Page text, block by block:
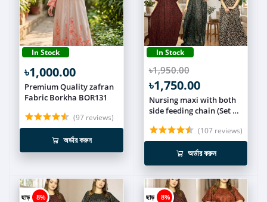
In Stock
৳1,000.00
Premium Quality zafran
Fabric Borkha BOR131
(97 reviews)
অর্ডার করুন
In Stock
৳1,950.00
৳1,750.00
Nursing maxi with both
side feeding chain (Set of
(107 reviews)
অর্ডার করুন
ছাড় 8% ছাড় 8%